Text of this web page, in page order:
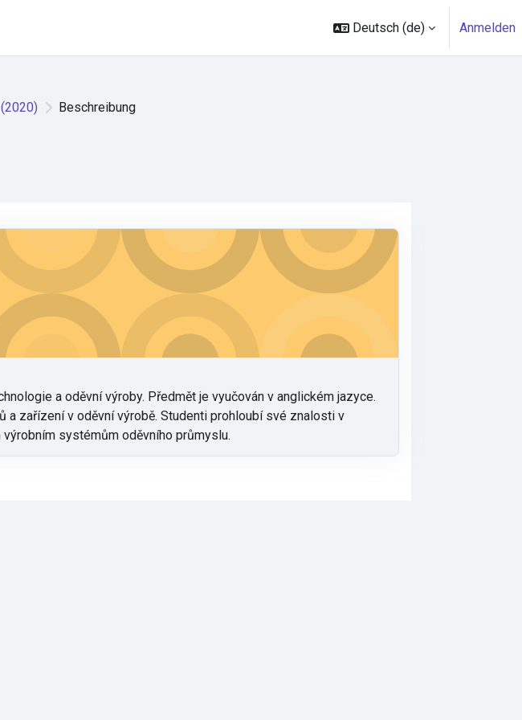
Deutsch ‎(de)‎ Anmelden
Beschreibung
a oděvní výroby. Předmět je vyučován v anglickém jazyce.
zařízení v oděvní výrobě. Studenti prohloubí své znalosti v
systémům oděvního průmyslu.